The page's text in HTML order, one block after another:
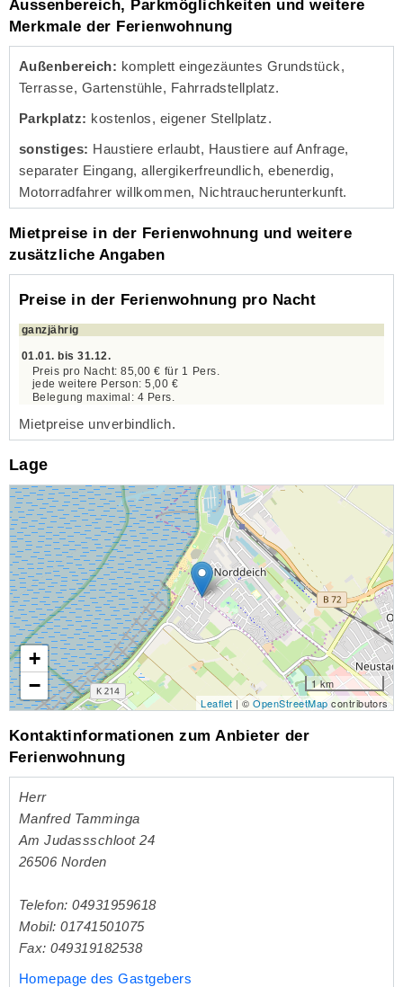
Aussenbereich, Parkmöglichkeiten und weitere
Merkmale der Ferienwohnung
Außenbereich: komplett eingezäuntes Grundstück,
Terrasse, Gartenstühle, Fahrradstellplatz.
Parkplatz: kostenlos, eigener Stellplatz.
sonstiges: Haustiere erlaubt, Haustiere auf Anfrage,
separater Eingang, allergikerfreundlich, ebenerdig,
Motorradfahrer willkommen, Nichtraucherunterkunft.
Mietpreise in der Ferienwohnung und weitere
zusätzliche Angaben
Preise in der Ferienwohnung pro Nacht
ganzjährig
01.01. bis 31.12.
85,00 € für 1 Pers.
5,00 €
4 Pers.
Mietpreise unverbindlich.
Lage
Lade Lageplan
+
−
1 km
Leaflet | ©OpenStreetMap contributors
Kontaktinformationen zum Anbieter der
Ferienwohnung
Herr
Manfred Tamminga
Am Judassschloot 24
26506 Norden
Telefon: 04931959618
Mobil: 01741501075
Fax: 049319182538
Homepage des Gastgebers